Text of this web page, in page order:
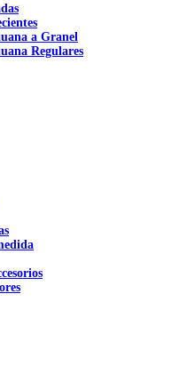
a Granel
Regulares
Cultivo de